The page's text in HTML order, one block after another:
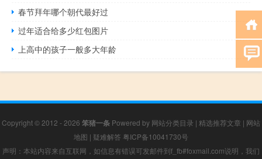
春节拜年哪个朝代最好过
过年适合给多少红包图片
上高中的孩子一般多大年龄
Copyright © 2012 - 2026 笨猪一条 Powered by 网站分类目录 | 精选推荐文章 | 网站
地图 | 疑难解答 粤ICP备10041730号
声明：本站内容来自互联网，如信息有错误可发邮件到f_fb#foxmail.com说明，我们